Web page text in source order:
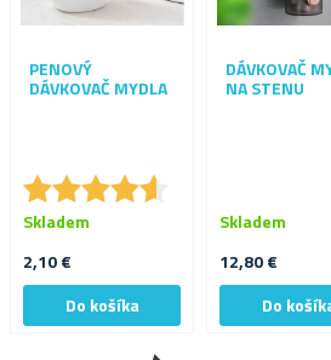
PENOVÝ
DÁVKOVAČ MYDLA
★★★★★
★★★★★
2,10 €
Skladem
DÁVKOVAČ
NA STENU
12,80 €
Skladem